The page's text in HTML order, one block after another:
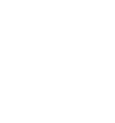
recibir la atención que
de tu hogar, sin
consulta que
o una hora, según
tu salud mental!